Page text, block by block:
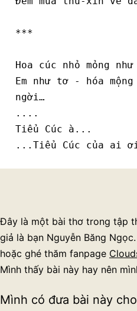
***
Hoa cúc nhỏ mỏng
Em như tơ - hóa
ngời…
....
Tiểu Cúc à...
...Tiểu Cúc của ai
Đây là một bài thơ trong tập
giả là bạn Nguyễn Băng
hoặc ghé thăm fanpage
Mình thấy bài này hay nên
Mình có đưa bài này